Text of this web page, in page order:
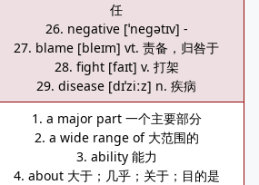
任
26. negative [ˈneɡətɪv] -
27. blame [bleɪm] vt. 责备，归咎于
28. fight [faɪt] v. 打架
29. disease [dɪˈziːz] n. 疾病
1. a major part 一个主要部分
2. a wide range of 大范围的
3. ability 能力
4. about 大于；几乎；关于；目的是